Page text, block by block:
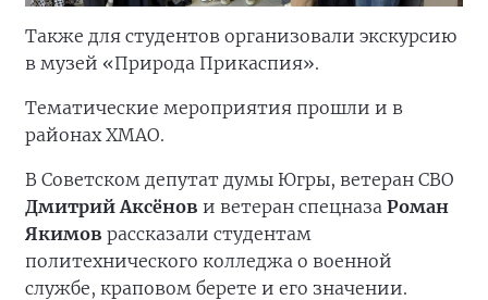
Также для студентов организовали экскурсию
в музей «Природа Прикаспия».
Тематические мероприятия прошли и в
районах ХМАО.
В Советском депутат думы Югры, ветеран СВО
Дмитрий Аксёнов и ветеран спецназа Роман
Якимов рассказали студентам
политехнического колледжа о военной
службе, краповом берете и его значении.